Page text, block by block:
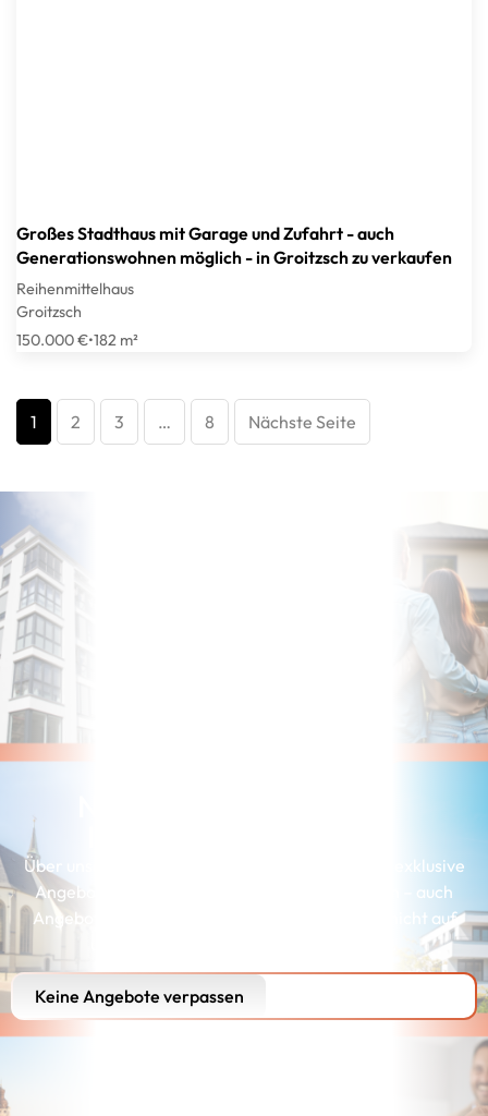
Großes Stadthaus mit Garage und Zufahrt - auch
Generationswohnen möglich - in Groitzsch zu verkaufen
Reihenmittelhaus
Groitzsch
150.000 €•182 m²
1 2 3 … 8 Nächste Seite
Über unserer Interessenkartei erhalten Kunden exklusive
Angebote, die genau zu ihren Wünschen passen – auch
Angebote, die wir aus Gründen der Diskretion nicht auf
Keine Angebote verpassen